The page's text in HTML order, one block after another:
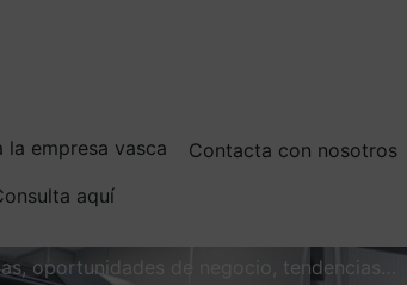
la empresa vasca
Contacta con nosotros
aquí
oportunidades de negocio, tendencias…